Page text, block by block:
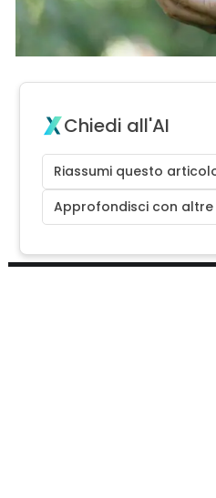
Chiedi all'AI
Riassumi questo
Approfondisci con